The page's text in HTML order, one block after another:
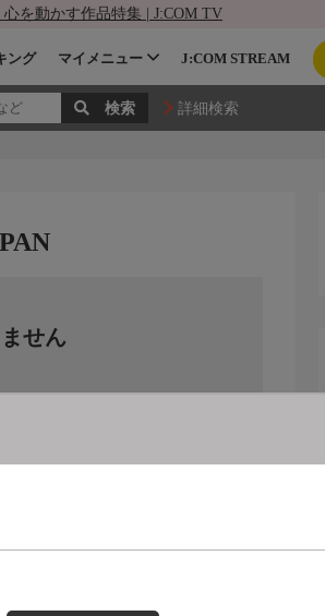
心を動かす作品特集 | J:COM TV
ング マイメニュー J:COM STREAM
詳細検索
せん